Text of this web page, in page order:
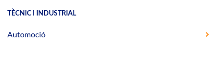
TÈCNIC I INDUSTRIAL
Automoció